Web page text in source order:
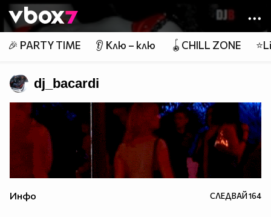
Member of
👾
🎉 PARTY TIME 👂 Клю – клю 🪀CHILL ZONE
dj_bacardi
Инфо СЛЕДВАЙ164